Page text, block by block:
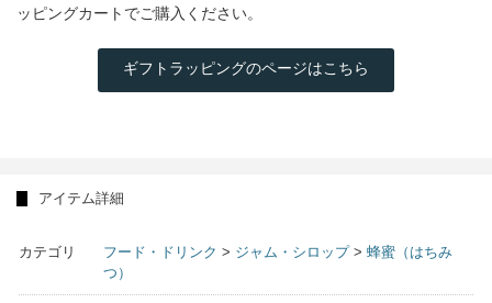
ッピングカートでご購入ください。
ギフトラッピングのページはこちら
アイテム詳細
カテゴリ フード・ドリンク > ジャム・シロップ> 蜂蜜（はちみ
つ）